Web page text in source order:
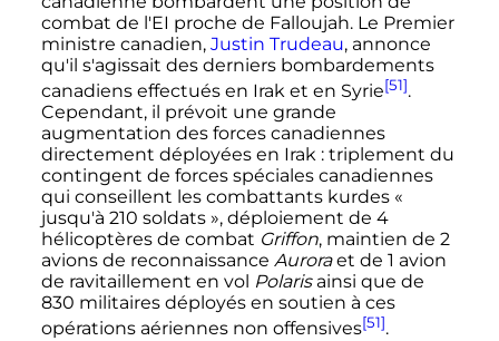
combat de l'EI proche de Falloujah. Le Premier
ministre canadien, Justin Trudeau, annonce
qu'il s'agissait des derniers bombardements
canadiens effectués en Irak et en Syrie[51].
Cependant, il prévoit une grande
augmentation des forces canadiennes
directement déployées en Irak : triplement du
contingent de forces spéciales canadiennes
qui conseillent les combattants kurdes «
jusqu'à 210 soldats », déploiement de 4
hélicoptères de combat Griffon, maintien de 2
avions de reconnaissance Auroraet de 1 avion
de ravitaillement en vol Polarisainsi que de
830 militaires déployés en soutien à ces
opérations aériennes non offensives[51].